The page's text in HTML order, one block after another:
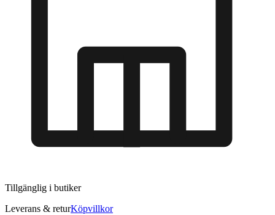
Tillgänglig i butiker
Leverans & returKöpvillkor